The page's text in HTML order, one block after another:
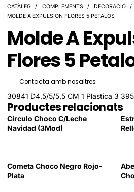
CATÀLEG COMPLEMENTS DECORACIÓ
MOLDE A EXPULSION FLORES 5 PETALOS
Molde A
Flores 5
Contacta amb nosaltres
30841 D4,5/5/5,5 CM 1 Plastica 3 395
Productes relacionats
Círculo Choco C/Leche
Navidad (3Mod)
Cometa Choco Negro Rojo-
Plata